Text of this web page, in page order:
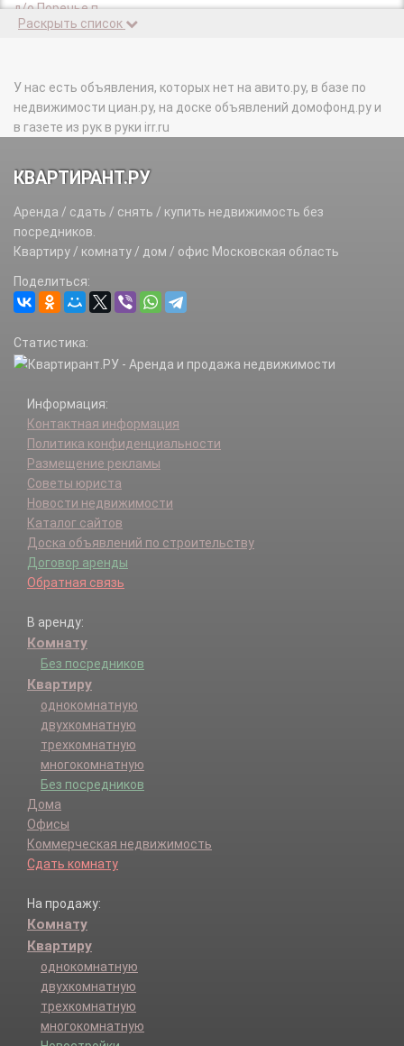
д/о Поречье п.
д/о Связист п.
Дютьково ст.
Звенигород ст.
Лесной мкр.
Пансионат Солнечный п.
Подсобное х-во Поречье п.
Подсобное х-во Ягодка тер.
Поречье мкр.
Ракитня мкр.
Санаторий Министерства обороны п.
Санаторий Подмосковье п.
Турбаза тер.
Шихово мкр.
Раскрыть список
У нас есть объявления, которых нет на авито.ру, в базе по
недвижимости циан.ру, на доске объявлений домофонд.ру и
в газете из рук в руки irr.ru
КВАРТИРАНТ.РУ
Аренда / сдать / снять / купить недвижимость без
посредников.
Квартиру / комнату / дом / офис Московская область
Поделиться:
Статистика:
Информация:
Контактная информация
Политика конфиденциальности
Размещение рекламы
Советы юриста
Новости недвижимости
Каталог сайтов
Доска объявлений по строительству
Договор аренды
Обратная связь
В аренду:
Комнату
Без посредников
Квартиру
однокомнатную
двухкомнатную
трехкомнатную
многокомнатную
Без посредников
Дома
Офисы
Коммерческая недвижимость
Сдать комнату
На продажу:
Комнату
Квартиру
однокомнатную
двухкомнатную
трехкомнатную
многокомнатную